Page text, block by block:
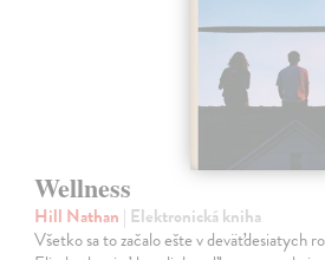
Wellness
Hill Nathan | Elektronická kniha
Všetko sa to začalo ešte v deväťdesiatych